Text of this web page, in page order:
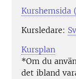
Kurshemsida
Kursledare:
Kursplan
*Om du
det ibland